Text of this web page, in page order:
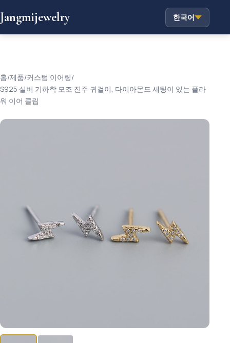
Jangmijewelry 한국어
홈/제품/커스텀 이어링/
S925 실버 기하학 모조 진주 귀걸이, 다이아몬드 세팅이 있는 플라
워 이어 클립